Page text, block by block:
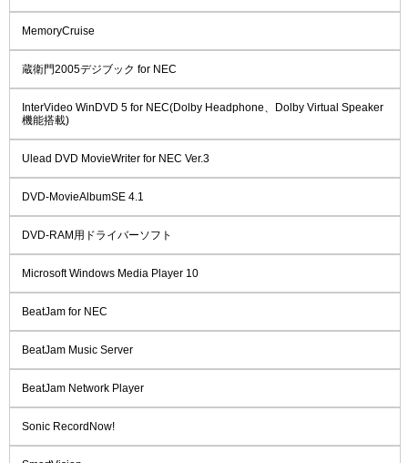
MemoryCruise
蔵衛門2005デジブック for NEC
InterVideo WinDVD 5 for NEC(Dolby Headphone、Dolby Virtual Speaker
機能搭載)
Ulead DVD MovieWriter for NEC Ver.3
DVD-MovieAlbumSE 4.1
DVD-RAM用ドライバーソフト
Microsoft Windows Media Player 10
BeatJam for NEC
BeatJam Music Server
BeatJam Network Player
Sonic RecordNow!